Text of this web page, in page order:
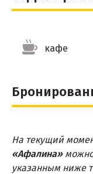
кафе
На текущий
«Афалина»можно
указанным ниже